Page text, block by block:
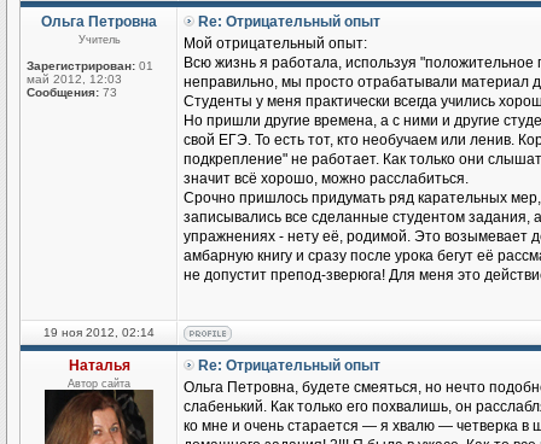
Ольга Петровна
Учитель
Зарегистрирован: 01
май 2012, 12:03
Сообщения: 73
Re: Отрицательный опыт
Мой отрицательный опыт:
Всю жизнь я работала, используя "положительное
неправильно, мы просто отрабатывали материал
Студенты у меня практически всегда учились
Но пришли другие времена, а с ними и другие
свой ЕГЭ. То есть тот, кто необучаем или ленив.
подкрепление" не работает. Как только они
значит всё хорошо, можно расслабиться.
Срочно пришлось придумать ряд карательных
записывались все сделанные студентом задания,
упражнениях - нету её, родимой. Это возымевает
амбарную книгу и сразу после урока бегут её
не допустит препод-зверюга! Для меня это
19 ноя 2012, 02:14
Наталья
Автор сайта
Re: Отрицательный опыт
Ольга Петровна, будете смеяться, но нечто
слабенький. Как только его похвалишь, он
ко мне и очень старается — я хвалю — четверка